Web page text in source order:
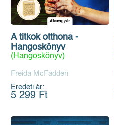
A titkok otthona -
Hangoskönyv
(Hangoskönyv)
Freida McFadden
Eredeti ár:
5 299 Ft